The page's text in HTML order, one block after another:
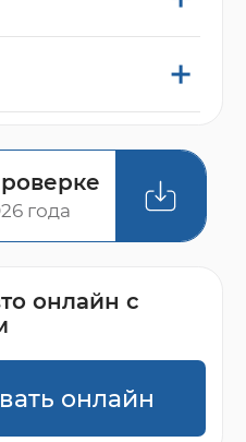
года
онлайн с
онлайн